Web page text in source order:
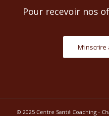
Pour recevoir nos
© 2025 Centre Santé Coaching -